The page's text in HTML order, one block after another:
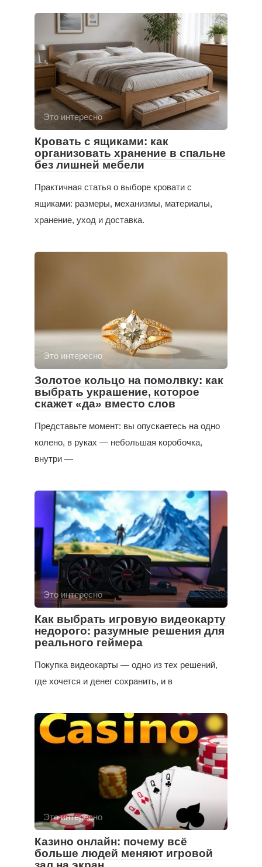
Это интересно
Кровать с ящиками: как
организовать хранение в спальне
без лишней мебели
Практичная статья о выборе кровати с
ящиками: размеры, механизмы, материалы,
хранение, уход и доставка.
Это интересно
Золотое кольцо на помолвку: как
выбрать украшение, которое
скажет «да» вместо слов
Представьте момент: вы опускаетесь на одно
колено, в руках — небольшая коробочка,
внутри —
Это интересно
Как выбрать игровую видеокарту
недорого: разумные решения для
реального геймера
Покупка видеокарты — одно из тех решений,
где хочется и денег сохранить, и в
Это интересно
Казино онлайн: почему всё
больше людей меняют игровой